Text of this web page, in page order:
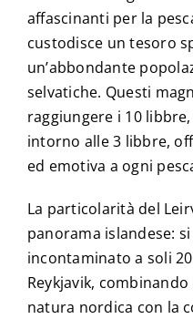
affascinanti per la
custodisce un tesoro
un’abbondante
selvatiche. Questi
raggiungere i 10
intorno alle 3 libbre,
ed emotiva a ogni
La particolarità del
panorama islandese:
incontaminato a soli
Reykjavik,
natura nordica con la